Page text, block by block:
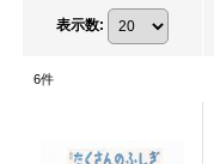
表示数:
6件